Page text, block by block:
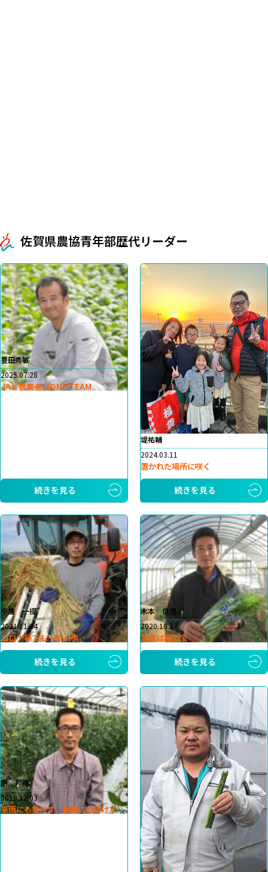
佐賀県農協青年部歴代リーダー
豊田秀敏
2025.07.28
JAと農業者はONE TEAM
続きを見る
堤祐輔
2024.03.11
置かれた場所に咲く
続きを見る
手島 一提
2021.11.24
コロナ禍でも一歩一歩
続きを見る
木本 慎悟
2020.10.27
農業は国の宝
続きを見る
原 邦剛
2019.12.03
豪雨にも負けず、台風にも負けず